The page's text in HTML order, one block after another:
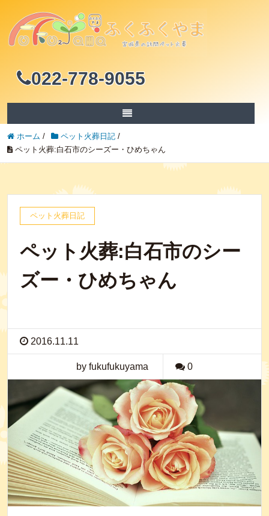
022-778-9055
ホーム / ペット火葬日記 /
ペット火葬:白石市のシーズー・ひめちゃん
ペット火葬日記
ペット火葬:白石市のシー
ズー・ひめちゃん
2016.11.11
by fukufukuyama 0